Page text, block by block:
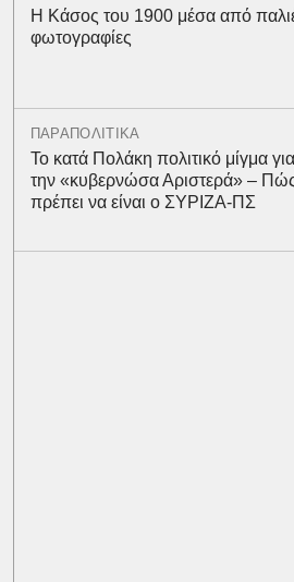
Η Κάσος του 1900 μέσα από
φωτογραφίες
ΠΑΡΑΠΟΛΙΤΙΚΑ
Το κατά Πολάκη πολιτικό μίγμα για
την «κυβερνώσα Αριστερά» –
πρέπει να είναι ο ΣΥΡΙΖΑ-ΠΣ